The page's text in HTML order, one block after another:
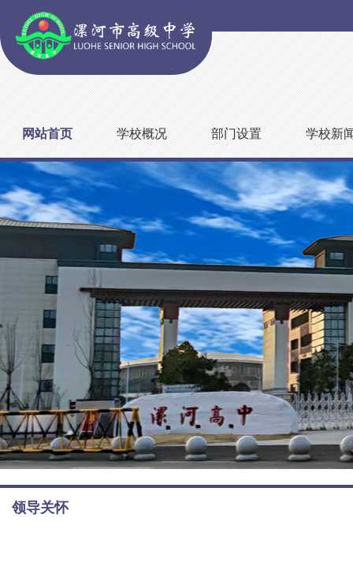
网站首页 学校概况 部门设置 学校新
领导关怀